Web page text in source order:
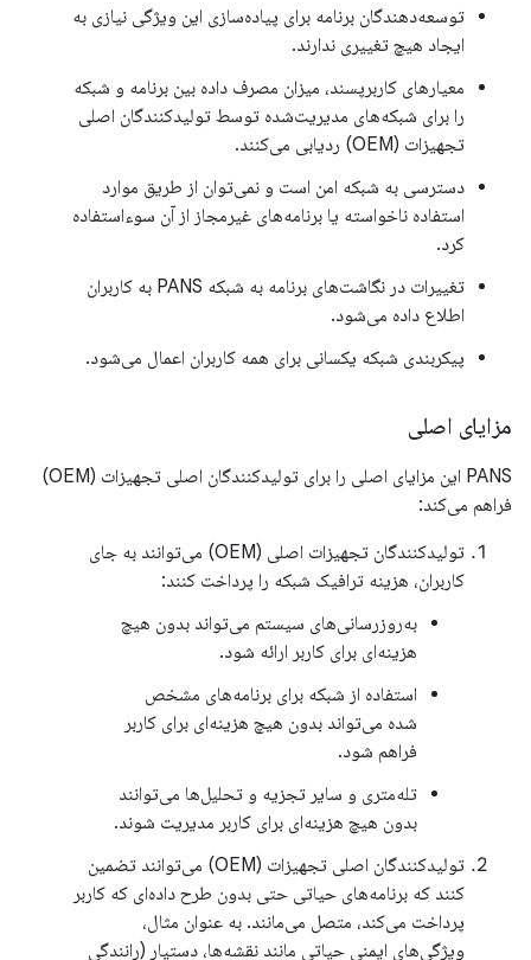
توسعه‌دهندگان برنامه برای پیاده‌سازی این ویژگی نیازی به
ایجاد هیچ تغییری ندارند.
معیارهای کاربرپسند، میزان مصرف داده بین برنامه و شبکه
را برای شبکه‌های مدیریت‌شده توسط تولیدکنندگان اصلی
تجهیزات (OEM) ردیابی می‌کنند.
دسترسی به شبکه امن است و نمی‌توان از طریق موارد
استفاده ناخواسته یا برنامه‌های غیرمجاز از آن سوءاستفاده
کرد.
تغییرات در نگاشت‌های برنامه به شبکه PANS به کاربران
اطلاع داده می‌شود.
پیکربندی شبکه یکسانی برای همه کاربران اعمال می‌شود.
مزایای اصلی
PANS این مزایای اصلی را برای تولیدکنندگان اصلی تجهیزات (OEM)
فراهم می‌کند:
تولیدکنندگان تجهیزات اصلی (OEM) می‌توانند به جای
کاربران، هزینه ترافیک شبکه را پرداخت کنند:
به‌روزرسانی‌های سیستم می‌تواند بدون هیچ
هزینه‌ای برای کاربر ارائه شود.
استفاده از شبکه برای برنامه‌های مشخص
شده می‌تواند بدون هیچ هزینه‌ای برای کاربر
فراهم شود.
تله‌متری و سایر تجزیه و تحلیل‌ها می‌توانند
بدون هیچ هزینه‌ای برای کاربر مدیریت شوند.
تولیدکنندگان اصلی تجهیزات (OEM) می‌توانند تضمین
کنند که برنامه‌های حیاتی حتی بدون طرح داده‌ای که کاربر
پرداخت می‌کند، متصل می‌مانند. به عنوان مثال،
ویژگی‌های ایمنی حیاتی مانند نقشه‌ها، دستیار (رانندگی